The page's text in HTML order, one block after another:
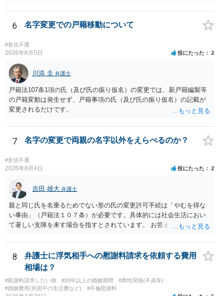
父の氏を称したいというケースが多い）。法律上は特に明文の要件が
変更許可の場合、あなたは現在の戸籍からもう一方の親への戸籍に入
籍する（戻る）という戸籍変動になるため、成人した子からの変更許
可申立てにおいては、入籍先である親（及びそこに同籍している配偶
者や15歳以上の子）の同意があるかどうかが重視されるケースが多い
です。 (2)については、「やむを得ない事由」が必要とされます。これ
は、名の変更許可よりも厳重な要件であるとされ、本件のような精神
的・心理的な理由ではなかなかハードルが高いところですが、親から
性的虐待を受けていたケースで氏変更を許可した事案がありますの
立て前に分籍届によってあなたの単独戸籍を編成しておく必要がある
とをお勧めします。
できるかどうかがポイントです。 記録中に現れた一切の事情が判断対
象ですので、上記(1)と(2)を説明できる資料は全て（ただし理路整然
に）提出することが必要になります。「フラッシュバック」とのこと
なので、例えば、医学上確立されているPTSDの診断基準に合致した説
明とそれに沿う資料の提出が必要になってくるように思います。 精神
的・心理的な理由の氏変更は様々な意味でハードルがかなり高く、弁
護士へ依頼しても苦労することが強く予想されるところです。、もし
本人申立てをお考えであれば、医学知識はもちろん法律知識も要求さ
れますので、性急な申立てをせず、知識と資料をしっかりと揃えて、
万全の体制で申立てに臨んだ方がよいと思われます。
6 名字変更での戸籍移動について
#音信不通
2026年8月5日 役にたった 2
川添 圭 弁護士
戸籍法107条1項の氏（及び氏の振り仮名）の変更では、新戸籍編製等
の戸籍変動は発生せず、戸籍事項の氏（及び氏の振り仮名）の記載が
変更されるだけです。
7 名字の変更で両親の名字以外をえらべるのか？
#音信不通
2026年8月4日 役にたった 2
吉田 雄大 弁護士
親と同じ氏を名乗るためでない形の氏の変更許可手続は「やむを得な
い事由」（戸籍法１０７条）が必要です。具体的には社会生活におい
て著しい支障を来す場合を指すとされています。 お答えとしては、理
支障」の具体的判断の中で、現在の氏を使い続けることがなぜよくな
いのかが審理判断されることになる、というものになります。
8
弁護士に浮気相手への慰謝料請求を依頼する費用
相場は？
#慰謝料請求したい側 #20年以上の婚姻期間
#異性関係(不貞等)
#婚姻費用(別居中の生活費など)
#不倫慰謝料